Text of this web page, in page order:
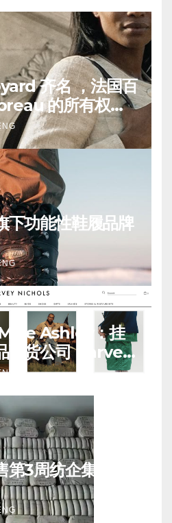
齐名 ，法国百
的所有权易
下功能性鞋履品牌
Ashley：挂
百货公司 Harvey
死亡螺旋”
3周纺企集中入